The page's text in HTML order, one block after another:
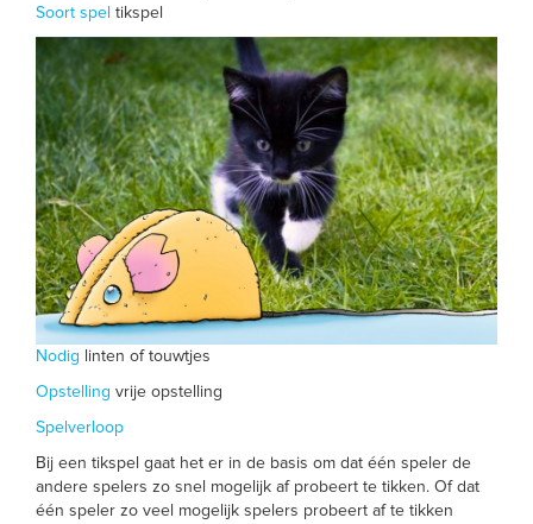
Soort spel tikspel
Nodig linten of touwtjes
Opstelling vrije opstelling
Spelverloop
Bij een tikspel gaat het er in de basis om dat één speler de
andere spelers zo snel mogelijk af probeert te tikken. Of dat
één speler zo veel mogelijk spelers probeert af te tikken